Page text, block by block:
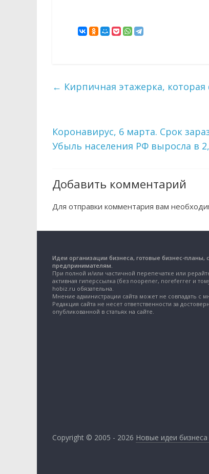
← Кирпичная этажерка,
Коронавирус, 6 марта. Срок
Убыль населения РФ выросла в
Добавить комментарий
Для отправки комментария вам
Идеи организации бизнеса, готовые бизнес-планы,
предпринимателям.
При полной и/или частичной перепечатке или
активная гиперссылка (без noopener, noreferrer и
hobiz.ru обязательна.
Мнение администрации сайта может не совпадать с
Редакция сайта не несет ответственности за
опубликованной в статьях на сайте.
Copyright © 2005 - 2026 Новые идеи